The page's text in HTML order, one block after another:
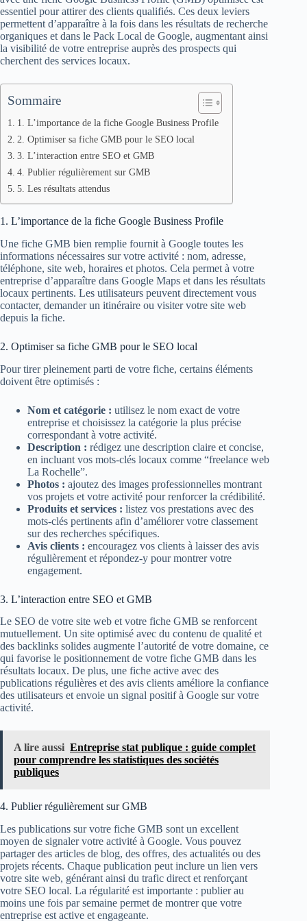
essentiel pour attirer des clients qualifiés. Ces deux leviers
permettent d’apparaître à la fois dans les résultats de recherche
organiques et dans le Pack Local de Google, augmentant ainsi
la visibilité de votre entreprise auprès des prospects qui
cherchent des services locaux.
Sommaire
1. L’importance de la fiche Google Business Profile
2. Optimiser sa fiche GMB pour le SEO local
3. L’interaction entre SEO et GMB
4. Publier régulièrement sur GMB
5. Les résultats attendus
1. L’importance de la fiche Google Business Profile
Une fiche GMB bien remplie fournit à Google toutes les
informations nécessaires sur votre activité : nom, adresse,
téléphone, site web, horaires et photos. Cela permet à votre
entreprise d’apparaître dans Google Maps et dans les résultats
locaux pertinents. Les utilisateurs peuvent directement vous
contacter, demander un itinéraire ou visiter votre site web
depuis la fiche.
2. Optimiser sa fiche GMB pour le SEO local
Pour tirer pleinement parti de votre fiche, certains éléments
doivent être optimisés :
Nom et catégorie : utilisez le nom exact de votre
entreprise et choisissez la catégorie la plus précise
correspondant à votre activité.
Description : rédigez une description claire et concise,
en incluant vos mots-clés locaux comme “freelance web
La Rochelle”.
Photos : ajoutez des images professionnelles montrant
vos projets et votre activité pour renforcer la crédibilité.
Produits et services : listez vos prestations avec des
mots-clés pertinents afin d’améliorer votre classement
sur des recherches spécifiques.
Avis clients : encouragez vos clients à laisser des avis
régulièrement et répondez-y pour montrer votre
engagement.
3. L’interaction entre SEO et GMB
Le SEO de votre site web et votre fiche GMB se renforcent
mutuellement. Un site optimisé avec du contenu de qualité et
des backlinks solides augmente l’autorité de votre domaine, ce
qui favorise le positionnement de votre fiche GMB dans les
résultats locaux. De plus, une fiche active avec des
publications régulières et des avis clients améliore la confiance
des utilisateurs et envoie un signal positif à Google sur votre
activité.
A lire aussi Entreprise stat publique : guide complet
pour comprendre les statistiques des sociétés
publiques
4. Publier régulièrement sur GMB
Les publications sur votre fiche GMB sont un excellent
moyen de signaler votre activité à Google. Vous pouvez
partager des articles de blog, des offres, des actualités ou des
projets récents. Chaque publication peut inclure un lien vers
votre site web, générant ainsi du trafic direct et renforçant
votre SEO local. La régularité est importante : publier au
moins une fois par semaine permet de montrer que votre
entreprise est active et engageante.